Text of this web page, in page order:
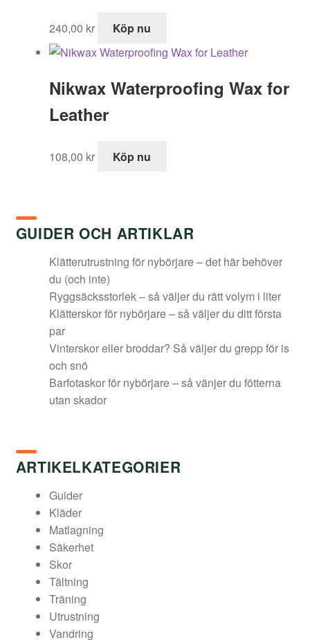
240,00 kr Köp nu
Nikwax Waterproofing Wax for
Leather
108,00 kr Köp nu
GUIDER OCH ARTIKLAR
Klätterutrustning för nybörjare – det här behöver
du (och inte)
Ryggsäcksstorlek – så väljer du rätt volym i liter
Klätterskor för nybörjare – så väljer du ditt första
par
Vinterskor eller broddar? Så väljer du grepp för is
och snö
Barfotaskor för nybörjare – så vänjer du fötterna
utan skador
ARTIKELKATEGORIER
Guider
Kläder
Matlagning
Säkerhet
Skor
Tältning
Träning
Utrustning
Vandring